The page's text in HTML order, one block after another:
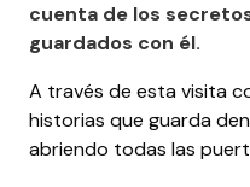
cuenta de los
guardados con él.
A través de esta visita
historias que guarda
abriendo todas las